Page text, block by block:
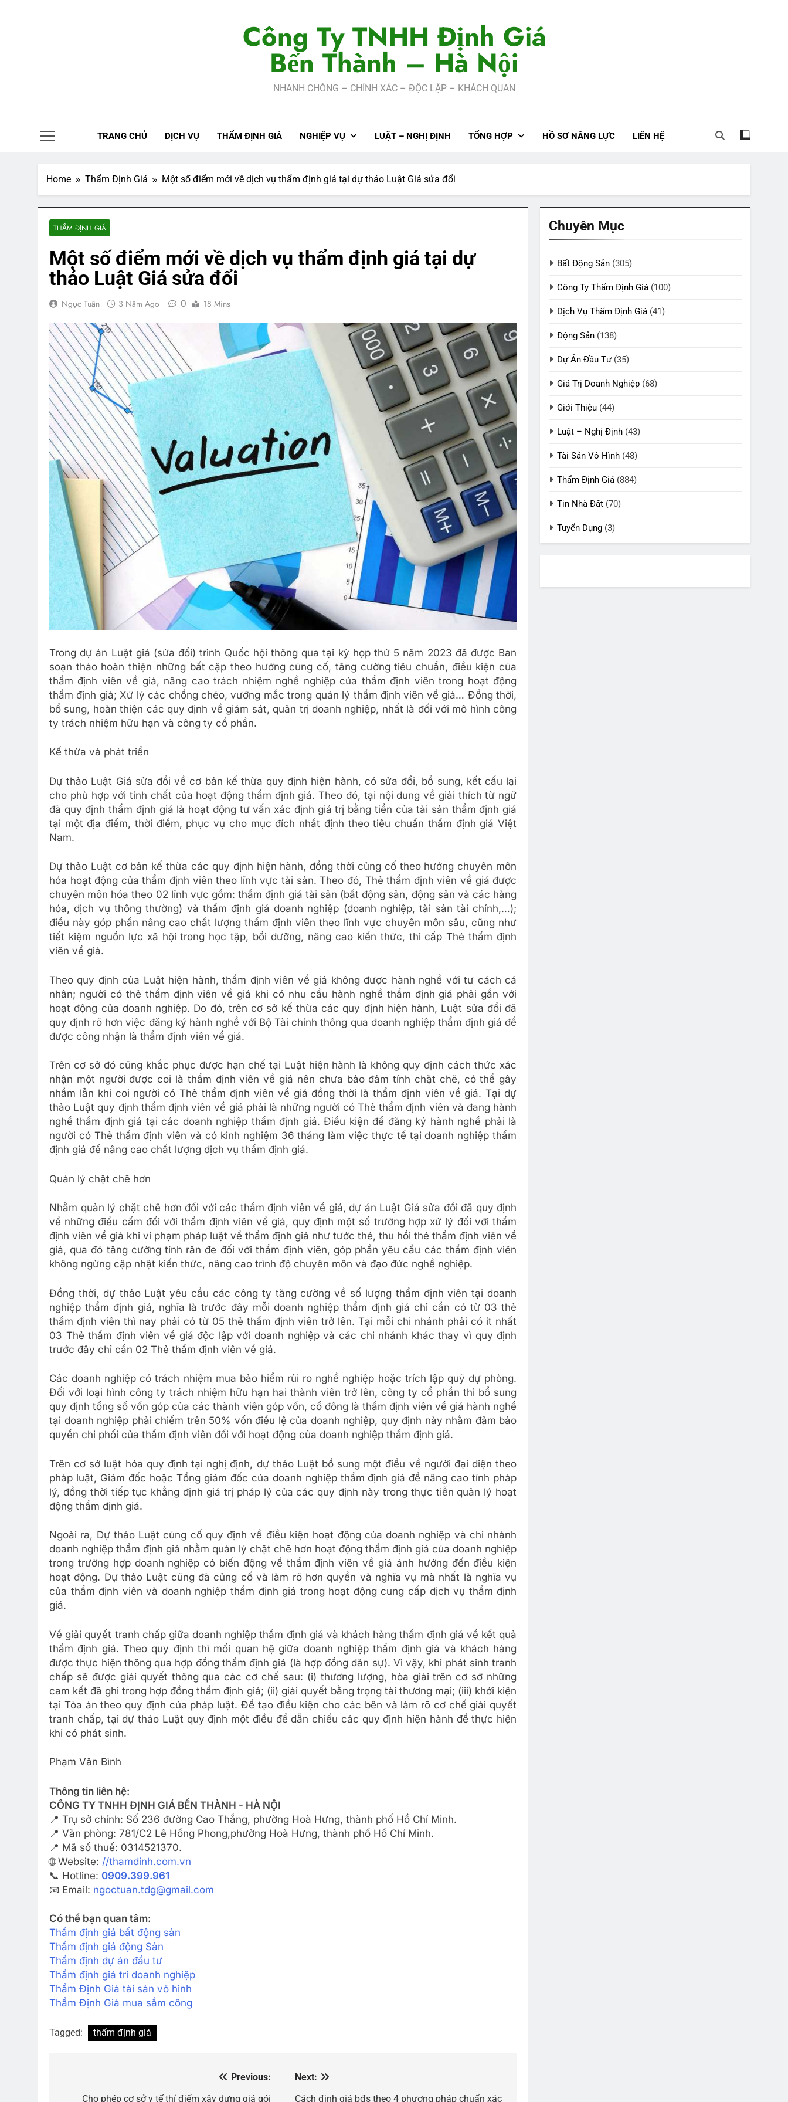
Công Ty TNHH Định Giá
Bến Thành – Hà Nội
NHANH CHÓNG – CHÍNH XÁC – ĐỘC LẬP – KHÁCH QUAN
TRANG CHỦ DỊCH VỤ THẨM ĐỊNH GIÁ NGHIỆP VỤ LUẬT – NGHỊ ĐỊNH TỔNG HỢP HỒ SƠ NĂNG LỰC LIÊN HỆ
Home Thẩm Định Giá Một số điểm mới về dịch vụ thẩm định giá tại dự thảo Luật Giá sửa đổi
THẨM ĐỊNH GIÁ
Một số điểm mới về dịch vụ thẩm định giá tại dự
thảo Luật Giá sửa đổi
Ngọc Tuân 3 Năm Ago 0 18 Mins
Trong dự án Luật giá (sửa đổi) trình Quốc hội thông qua tại kỳ họp thứ 5 năm 2023 đã được Ban
soạn thảo hoàn thiện những bất cập theo hướng củng cố, tăng cường tiêu chuẩn, điều kiện của
thẩm định viên về giá, nâng cao trách nhiệm nghề nghiệp của thẩm định viên trong hoạt động
thẩm định giá; Xử lý các chồng chéo, vướng mắc trong quản lý thẩm định viên về giá… Đồng thời,
bổ sung, hoàn thiện các quy định về giám sát, quản trị doanh nghiệp, nhất là đối với mô hình công
ty trách nhiệm hữu hạn và công ty cổ phần.
Kế thừa và phát triển
Dự thảo Luật Giá sửa đổi về cơ bản kế thừa quy định hiện hành, có sửa đổi, bổ sung, kết cấu lại
cho phù hợp với tính chất của hoạt động thẩm định giá. Theo đó, tại nội dung về giải thích từ ngữ
đã quy định thẩm định giá là hoạt động tư vấn xác định giá trị bằng tiền của tài sản thẩm định giá
tại một địa điểm, thời điểm, phục vụ cho mục đích nhất định theo tiêu chuẩn thẩm định giá Việt
Nam.
Dự thảo Luật cơ bản kế thừa các quy định hiện hành, đồng thời củng cố theo hướng chuyên môn
hóa hoạt động của thẩm định viên theo lĩnh vực tài sản. Theo đó, Thẻ thẩm định viên về giá được
chuyên môn hóa theo 02 lĩnh vực gồm: thẩm định giá tài sản (bất động sản, động sản và các hàng
hóa, dịch vụ thông thường) và thẩm định giá doanh nghiệp (doanh nghiệp, tài sản tài chính,…);
điều này góp phần nâng cao chất lượng thẩm định viên theo lĩnh vực chuyên môn sâu, cũng như
tiết kiệm nguồn lực xã hội trong học tập, bồi dưỡng, nâng cao kiến thức, thi cấp Thẻ thẩm định
viên về giá.
Theo quy định của Luật hiện hành, thẩm định viên về giá không được hành nghề với tư cách cá
nhân; người có thẻ thẩm định viên về giá khi có nhu cầu hành nghề thẩm định giá phải gắn với
hoạt động của doanh nghiệp. Do đó, trên cơ sở kế thừa các quy định hiện hành, Luật sửa đổi đã
quy định rõ hơn việc đăng ký hành nghề với Bộ Tài chính thông qua doanh nghiệp thẩm định giá để
được công nhận là thẩm định viên về giá.
Trên cơ sở đó cũng khắc phục được hạn chế tại Luật hiện hành là không quy định cách thức xác
nhận một người được coi là thẩm định viên về giá nên chưa bảo đảm tính chặt chẽ, có thể gây
nhầm lẫn khi coi người có Thẻ thẩm định viên về giá đồng thời là thẩm định viên về giá. Tại dự
thảo Luật quy định thẩm định viên về giá phải là những người có Thẻ thẩm định viên và đang hành
nghề thẩm định giá tại các doanh nghiệp thẩm định giá. Điều kiện để đăng ký hành nghề phải là
người có Thẻ thẩm định viên và có kinh nghiệm 36 tháng làm việc thực tế tại doanh nghiệp thẩm
định giá để nâng cao chất lượng dịch vụ thẩm định giá.
Quản lý chặt chẽ hơn
Nhằm quản lý chặt chẽ hơn đối với các thẩm định viên về giá, dự án Luật Giá sửa đổi đã quy định
về những điều cấm đối với thẩm định viên về giá, quy định một số trường hợp xử lý đối với thẩm
định viên về giá khi vi phạm pháp luật về thẩm định giá như tước thẻ, thu hồi thẻ thẩm định viên về
giá, qua đó tăng cường tính răn đe đối với thẩm định viên, góp phần yêu cầu các thẩm định viên
không ngừng cập nhật kiến thức, nâng cao trình độ chuyên môn và đạo đức nghề nghiệp.
Đồng thời, dự thảo Luật yêu cầu các công ty tăng cường về số lượng thẩm định viên tại doanh
nghiệp thẩm định giá, nghĩa là trước đây mỗi doanh nghiệp thẩm định giá chỉ cần có từ 03 thẻ
thẩm định viên thì nay phải có từ 05 thẻ thẩm định viên trở lên. Tại mỗi chi nhánh phải có ít nhất
03 Thẻ thẩm định viên về giá độc lập với doanh nghiệp và các chi nhánh khác thay vì quy định
trước đây chỉ cần 02 Thẻ thẩm định viên về giá.
Các doanh nghiệp có trách nhiệm mua bảo hiểm rủi ro nghề nghiệp hoặc trích lập quỹ dự phòng.
Đối với loại hình công ty trách nhiệm hữu hạn hai thành viên trở lên, công ty cổ phần thì bổ sung
quy định tổng số vốn góp của các thành viên góp vốn, cổ đông là thẩm định viên về giá hành nghề
tại doanh nghiệp phải chiếm trên 50% vốn điều lệ của doanh nghiệp, quy định này nhằm đảm bảo
quyền chi phối của thẩm định viên đối với hoạt động của doanh nghiệp thẩm định giá.
Trên cơ sở luật hóa quy định tại nghị định, dự thảo Luật bổ sung một điều về người đại diện theo
pháp luật, Giám đốc hoặc Tổng giám đốc của doanh nghiệp thẩm định giá để nâng cao tính pháp
lý, đồng thời tiếp tục khẳng định giá trị pháp lý của các quy định này trong thực tiễn quản lý hoạt
động thẩm định giá.
Ngoài ra, Dự thảo Luật củng cố quy định về điều kiện hoạt động của doanh nghiệp và chi nhánh
doanh nghiệp thẩm định giá nhằm quản lý chặt chẽ hơn hoạt động thẩm định giá của doanh nghiệp
trong trường hợp doanh nghiệp có biến động về thẩm định viên về giá ảnh hưởng đến điều kiện
hoạt động. Dự thảo Luật cũng đã củng cố và làm rõ hơn quyền và nghĩa vụ mà nhất là nghĩa vụ
của thẩm định viên và doanh nghiệp thẩm định giá trong hoạt động cung cấp dịch vụ thẩm định
giá.
Về giải quyết tranh chấp giữa doanh nghiệp thẩm định giá và khách hàng thẩm định giá về kết quả
thẩm định giá. Theo quy định thì mối quan hệ giữa doanh nghiệp thẩm định giá và khách hàng
được thực hiện thông qua hợp đồng thẩm định giá (là hợp đồng dân sự). Vì vậy, khi phát sinh tranh
chấp sẽ được giải quyết thông qua các cơ chế sau: (i) thương lượng, hòa giải trên cơ sở những
cam kết đã ghi trong hợp đồng thẩm định giá; (ii) giải quyết bằng trọng tài thương mại; (iii) khởi kiện
tại Tòa án theo quy định của pháp luật. Để tạo điều kiện cho các bên và làm rõ cơ chế giải quyết
tranh chấp, tại dự thảo Luật quy định một điều để dẫn chiếu các quy định hiện hành để thực hiện
khi có phát sinh.
Phạm Văn Bình
Thông tin liên hệ:
CÔNG TY TNHH ĐỊNH GIÁ BẾN THÀNH - HÀ NỘI
📍 Trụ sở chính: Số 236 đường Cao Thắng, phường Hoà Hưng, thành phố Hồ Chí Minh.
📍 Văn phòng: 781/C2 Lê Hồng Phong,phường Hoà Hưng, thành phố Hồ Chí Minh.
📍 Mã số thuế: 0314521370.
🌐 Website: //thamdinh.com.vn
📞 Hotline: 0909.399.961
📧 Email: ngoctuan.tdg@gmail.com
Có thể bạn quan tâm:
Thẩm định giá bất động sản
Thẩm định giá động Sản
Thẩm định dự án đầu tư
Thẩm định giá tri doanh nghiệp
Thẩm Định Giá tài sản vô hình
Thẩm Định Giá mua sắm công
Tagged: thẩm định giá
Previous:
Cho phép cơ sở y tế thí điểm xây dựng giá gói
Next:
Cách định giá bđs theo 4 phương pháp chuẩn xác
Chuyên Mục
Bất Động Sản (305)
Công Ty Thẩm Định Giá (100)
Dịch Vụ Thẩm Định Giá (41)
Động Sản (138)
Dự Án Đầu Tư(35)
Giá Trị Doanh Nghiệp (68)
Giới Thiệu (44)
Luật – Nghị Định (43)
Tài Sản Vô Hình (48)
Thẩm Định Giá (884)
Tin Nhà Đất (70)
Tuyển Dụng (3)